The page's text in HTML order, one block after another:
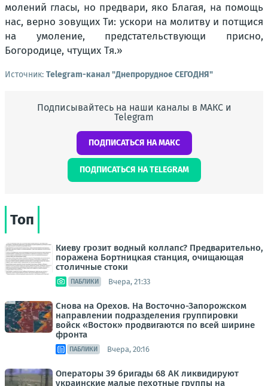
молений гласы, но предвари, яко Благая, на помощь
нас, верно зовущих Ти: ускори на молитву и потщися
на умоление, предстательствующи присно,
Богородице, чтущих Тя.»
Источник: Telegram-канал "Днепрорудное СЕГОДНЯ"
Подписывайтесь на наши каналы в МАКС и
Telegram
ПОДПИСАТЬСЯ НА МАКС
ПОДПИСАТЬСЯ НА TELEGRAM
Топ
Киеву грозит водный коллапс? Предварительно,
поражена Бортницкая станция, очищающая
столичные стоки
ПАБЛИКИ Вчера, 21:33
Снова на Орехов. На Восточно-Запорожском
направлении подразделения группировки
войск «Восток» продвигаются по всей ширине
фронта
ПАБЛИКИ Вчера, 20:16
Операторы 39 бригады 68 АК ликвидируют
украинские малые пехотные группы на